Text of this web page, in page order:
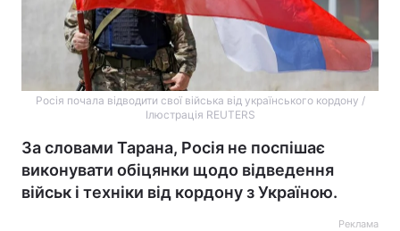
Росія почала відводити свої війська від українського кордону /
Ілюстрація REUTERS
За словами Тарана, Росія не поспішає
виконувати обіцянки щодо відведення
військ і техніки від кордону з Україною.
Реклама